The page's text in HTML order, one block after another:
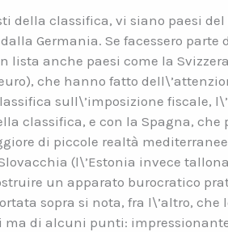
della classifica, vi siano paesi
Germania. Se facessero parte
anche paesi come la
che hanno fatto
sull\’imposizione fiscale,
classifica, e con la Spagna,
di piccole realtà
(l\’Estonia invece
un apparato burocratico
sopra si nota, fra l\’altro, che
di alcuni punti: